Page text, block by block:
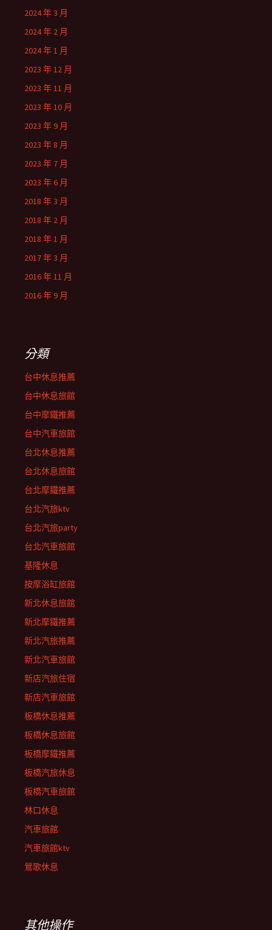
2024 年 3 月
2024 年 2 月
2024 年 1 月
2023 年 12 月
2023 年 11 月
2023 年 10 月
2023 年 9 月
2023 年 8 月
2023 年 7 月
2023 年 6 月
2018 年 3 月
2018 年 2 月
2018 年 1 月
2017 年 3 月
2016 年 11 月
2016 年 9 月
分類
台中休息推薦
台中休息旅館
台中摩鐵推薦
台中汽車旅館
台北休息推薦
台北休息旅館
台北摩鐵推薦
台北汽旅ktv
台北汽旅party
台北汽車旅館
基隆休息
按摩浴缸旅館
新北休息旅館
新北摩鐵推薦
新北汽旅推薦
新北汽車旅館
新店汽旅住宿
新店汽車旅館
板橋休息推薦
板橋休息旅館
板橋摩鐵推薦
板橋汽旅休息
板橋汽車旅館
林口休息
汽車旅館
汽車旅館ktv
鶯歌休息
其他操作